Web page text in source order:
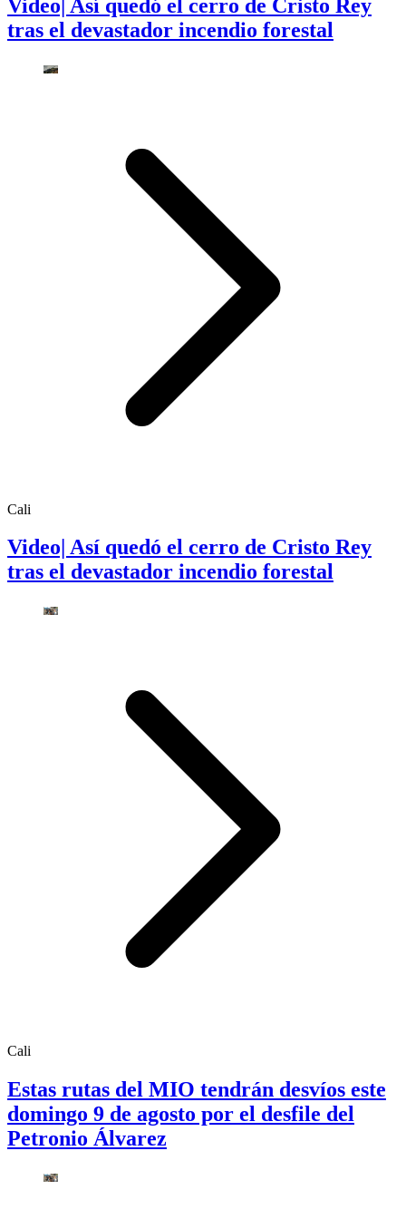
Video| Así quedó el cerro de Cristo Rey
tras el devastador incendio forestal
Cali
Video| Así quedó el cerro de Cristo Rey
tras el devastador incendio forestal
Cali
Estas rutas del MIO tendrán desvíos este
domingo 9 de agosto por el desfile del
Petronio Álvarez